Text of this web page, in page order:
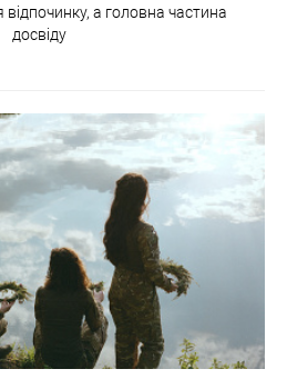
а головна частина
досвіду